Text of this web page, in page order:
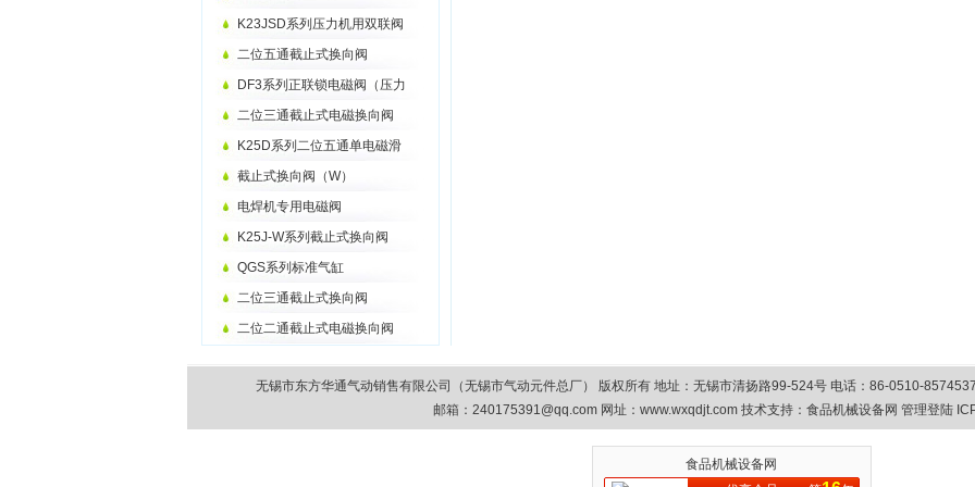
K23JSD系列压力机用双联阀
二位五通截止式换向阀
DF3系列正联锁电磁阀（压力
二位三通截止式电磁换向阀
K25D系列二位五通单电磁滑
截止式换向阀（W）
电焊机专用电磁阀
K25J-W系列截止式换向阀
QGS系列标准气缸
二位三通截止式换向阀
二位二通截止式电磁换向阀
无锡市东方华通气动销售有限公司（无锡市气动元件总厂） 版权所有 地址：无锡市清扬路99-524号 电话：86-0510-
邮箱： 240175391@qq.com网址：www.wxqdjt.com 技术支持： 食品机械设备网 管理登陆
食品机械设备网